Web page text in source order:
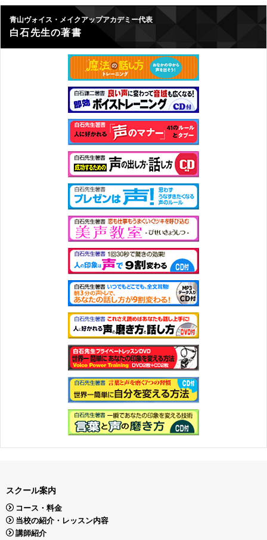
青山ヴォイス・メイクアップアカデミー代表
白石先生の著書
スクール案内
コース・料金
当校の紹介・レッスン内容
講師紹介